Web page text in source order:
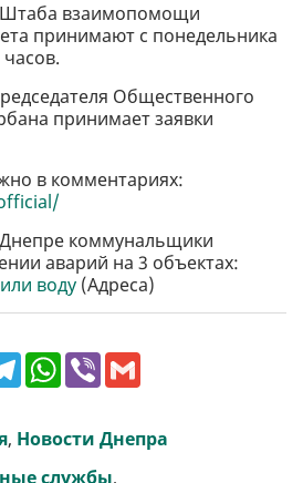
взаимопомощи
принимают с понедельника
Общественного
принимает заявки
в комментариях:
коммунальщики
аварий на 3 объектах:
воду (Адреса)
T
e
g
r
a
W
h
s
A
p
V
r l
, Новости Днепра
службы,